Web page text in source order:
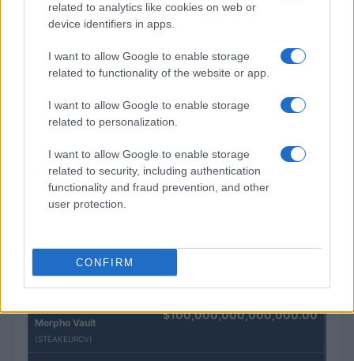
related to analytics like cookies on web or
device identifiers in apps.
I want to allow Google to enable storage
related to functionality of the website or app.
I want to allow Google to enable storage
related to personalization.
I want to allow Google to enable storage
related to security, including authentication
functionality and fraud prevention, and other
user protection.
CONFIRM
Andrea Innocenti · 5 Ago 2026
QUOTAZIONI CRYPTO
Prezzo
Eureka Bridged PAX
Gold (Terra
(PAXG)
$4,187.30
BTC
Steakhouse EURCV
Morpho Vault
(STEAKEURCV)
$100,000,000,000,000.00